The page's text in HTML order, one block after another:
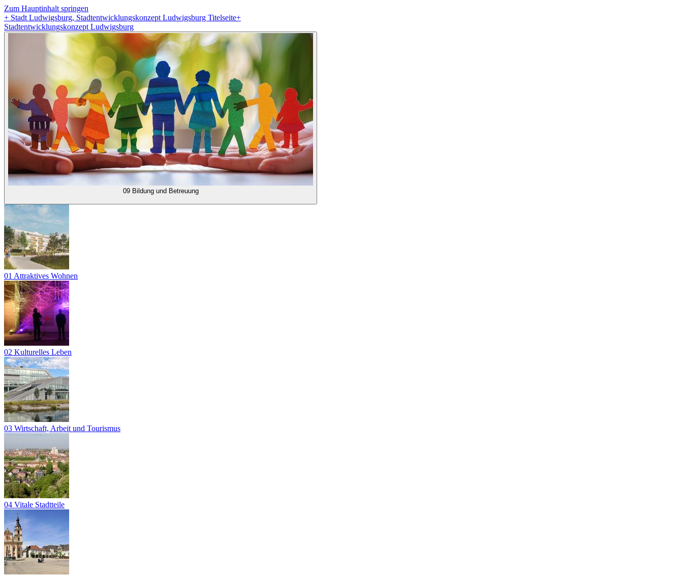
Zum Hauptinhalt springen
+ Stadt Ludwigsburg, Stadtentwicklungskonzept Ludwigsburg Titelseite+
Stadtentwicklungskonzept Ludwigsburg
09 Bildung und Betreuung
01 Attraktives Wohnen
02 Kulturelles Leben
03 Wirtschaft, Arbeit und Tourismus
04 Vitale Stadtteile